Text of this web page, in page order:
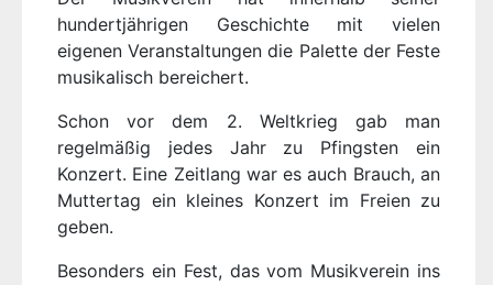
hundertjährigen Geschichte mit vielen
eigenen Veranstaltungen die Palette der Feste
musikalisch bereichert.
Schon vor dem 2. Weltkrieg gab man
regelmäßig jedes Jahr zu Pfingsten ein
Konzert. Eine Zeitlang war es auch Brauch, an
Muttertag ein kleines Konzert im Freien zu
geben.
Besonders ein Fest, das vom Musikverein ins